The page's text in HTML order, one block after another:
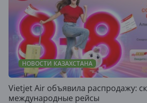
НОВОСТИ КАЗАХСТАНА
Vietjet Air объявила распродажу:
международные рейсы